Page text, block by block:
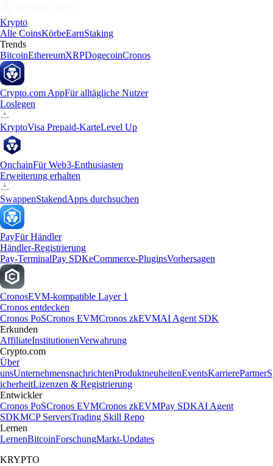
Krypto
Alle CoinsKörbeEarnStaking
Trends
BitcoinEthereumXRPDogecoinCronos
Crypto.com AppFür alltägliche Nutzer
Loslegen
KryptoVisa Prepaid-KarteLevel Up
OnchainFür Web3-Enthusiasten
Erweiterung erhalten
SwappenStakendApps durchsuchen
PayFür Händler
Händler-Registrierung
Pay-TerminalPay SDKeCommerce-PluginsVorhersagen
CronosEVM-kompatible Layer 1
Cronos entdecken
Cronos PoSCronos EVMCronos zkEVMAI Agent SDK
Erkunden
AffiliateInstitutionenVerwahrung
Crypto.com
Über
unsUnternehmensnachrichtenProduktneuheitenEventsKarrierePartnerS
icherheitLizenzen & Registrierung
Entwickler
Cronos PoSCronos EVMCronos zkEVMPay SDKAI Agent
SDKMCP ServersTrading Skill Repo
Lernen
LernenBitcoinForschungMarkt-Updates
KRYPTO